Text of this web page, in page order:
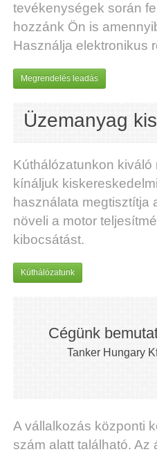
tevékenységek során
hozzánk Ön is
Használja elektronikus
Megrendelés leadás
Üzemanyag
Kúthálózatunkon
kínáljuk
használata megtisztítja
növeli a motor
kibocsátást.
Kúthálózatunk
Cégünk
Tanker Hungary
A vállalkozás központi
szám alatt található.